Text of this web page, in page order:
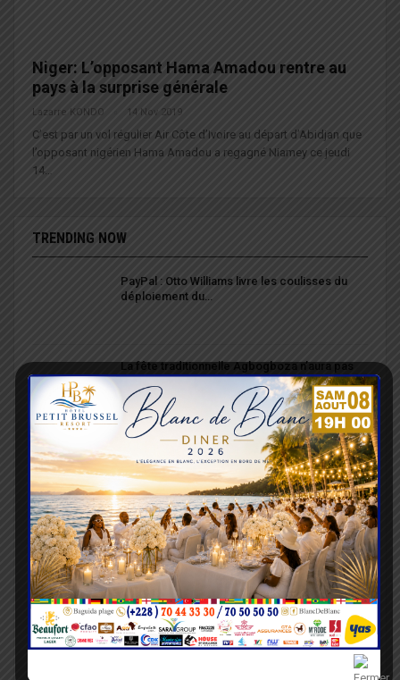
Niger: L’opposant Hama Amadou rentre au
pays à la surprise générale
Lazarre KONDO 14 Nov 2019
C’est par un vol régulier Air Côte d’Ivoire au départ d’Abidjan que
l’opposant nigérien Hama Amadou a regagné Niamey ce jeudi
14…
TRENDING NOW
PayPal : Otto Williams livre les coulisses du
déploiement du…
La fête traditionnelle Agbogboza n’aura pas
lieu cette…
La Grande Retrouvaille des ressortissants de
Kplélé Govié…
Togo : la carte professionnelle désormais
obligatoire pour…
Inondations : le gouvernement débloque 1,14
milliard FCFA…